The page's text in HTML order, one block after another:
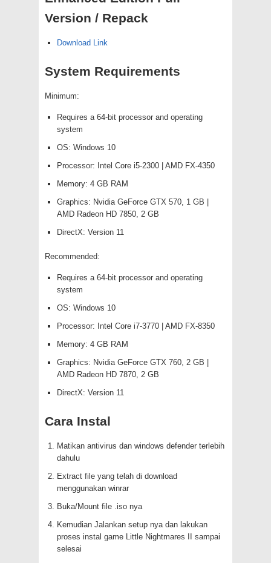
Version / Repack
Download Link
System Requirements
Minimum:
Requires a 64-bit processor and operating
system
OS: Windows 10
Processor: Intel Core i5-2300 | AMD FX-4350
Memory: 4 GB RAM
Graphics: Nvidia GeForce GTX 570, 1 GB |
AMD Radeon HD 7850, 2 GB
DirectX: Version 11
Recommended:
Requires a 64-bit processor and operating
system
OS: Windows 10
Processor: Intel Core i7-3770 | AMD FX-8350
Memory: 4 GB RAM
Graphics: Nvidia GeForce GTX 760, 2 GB |
AMD Radeon HD 7870, 2 GB
DirectX: Version 11
Cara Instal
Matikan antivirus dan windows defender terlebih
dahulu
Extract file yang telah di download
menggunakan winrar
Buka/Mount file .iso nya
Kemudian Jalankan setup nya dan lakukan
proses instal game Little Nightmares II sampai
selesai